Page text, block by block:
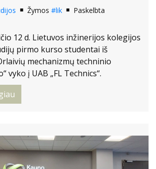
Žymos #lik
Paskelbta
12 d. Lietuvos inžinerijos kolegijos
pirmo kurso studentai iš
mechanizmų techninio
vyko į UAB „FL Technics“.